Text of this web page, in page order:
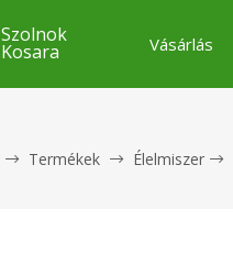
Szolnok
Kosara Vásárlás
Termékek Élelmiszer